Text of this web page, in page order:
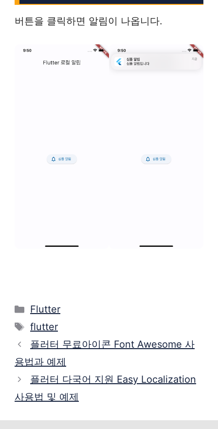
버튼을 클릭하면 알림이 나옵니다.
Categories
Flutter
Tags
flutter
플러터 무료아이콘 Font Awesome 사
용법과 예제
플러터 다국어 지원 Easy Localization
사용법 및 예제